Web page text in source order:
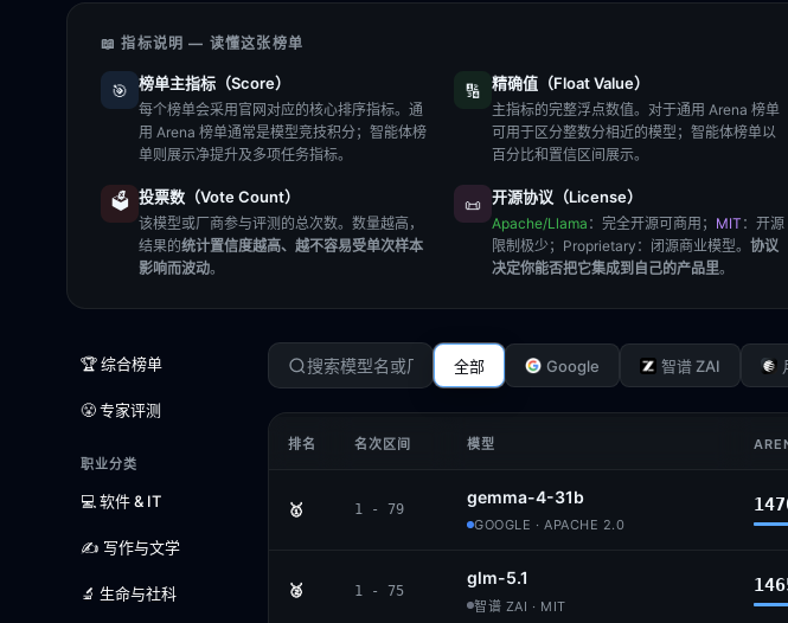
📖 指标说明 — 读懂这张榜单
🎯 榜单主指标（Score）
每个榜单会采用官网对应的核心排序指标。通
用 Arena 榜单通常是模型竞技积分；智能体榜
单则展示净提升及多项任务指标。
🔢 精确值（Float Value）
主指标的完整浮点数值。对于通用 Arena 榜单
可用于区分整数分相近的模型；智能体榜单以
百分比和置信区间展示。
🗳️ 投票数（Vote Count）
该模型或厂商参与评测的总次数。数量越高，
结果的统计置信度越高、越不容易受单次样本
影响而波动。
📜 开源协议（License）
Apache/Llama ：完全开源可商用； MIT ：开源
限制极少； Proprietary ：闭源商业模型。 协议
决定你能否把它集成到自己的产品里。
🏆 综合榜单
😤 专家评测
职业分类
💻 软件 & IT
✍️ 写作与文学
🔬 生命与社科
全部 Google 智谱 ZAI
排名 名次区间 模型
🥇 1 - 79
gemma-4-31b
GOOGLE · APACHE 2.0
🥈 1 - 75
glm-5.1
智谱 ZAI · MIT